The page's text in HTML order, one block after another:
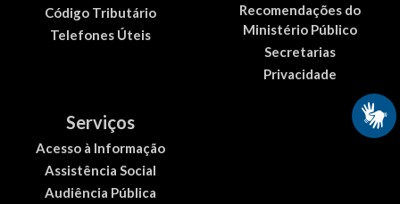
Código Tributário
Telefones Úteis
Recomendações do
Ministério Público
Secretarias
Privacidade
Serviços
Acesso à Informação
Assistência Social
Audiência Pública